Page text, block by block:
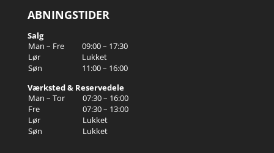
ABNINGSTIDER
Salg
Man – Fre
09:00 – 17:30
Lør
Lukket
Søn
11:00 – 16:00
Værksted & Reservedele
Man – Tor
07:30 – 16:00
Fre
07:30 – 13:00
Lør
Lukket
Søn
Lukket